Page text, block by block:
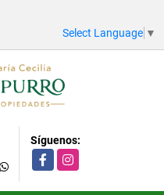
Select Language ▼
Síguenos:
FacebookInstagram